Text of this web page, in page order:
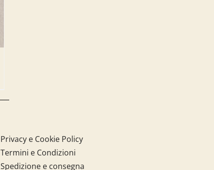
Privacy e Cookie Policy
Termini e Condizioni
Spedizione e consegna